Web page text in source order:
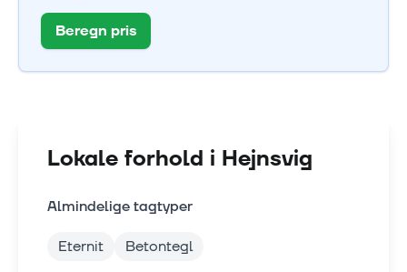
Beregn pris
Lokale forhold i Hejnsvig
Almindelige tagtyper
Eternit
Betontegl